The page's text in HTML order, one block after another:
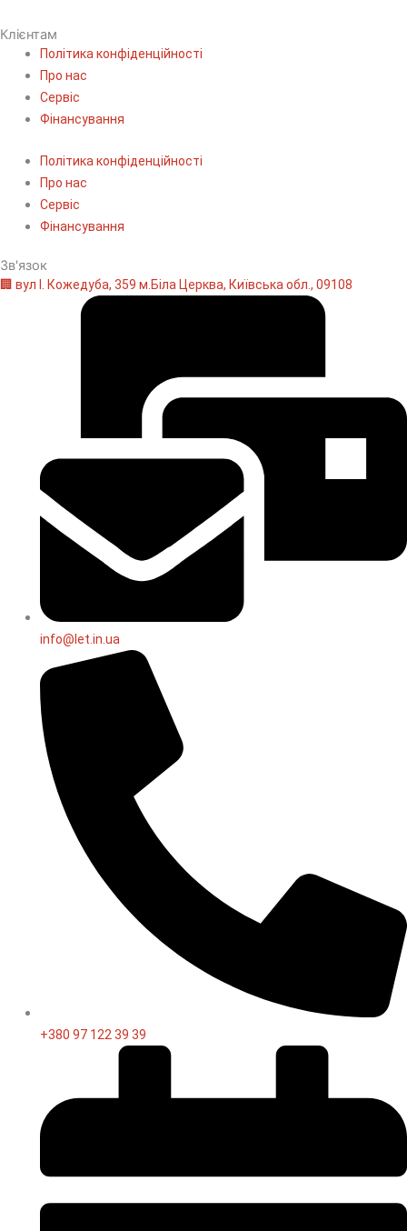
Клієнтам
Політика конфіденційності
Про нас
Сервіс
Фінансування
Політика конфіденційності
Про нас
Сервіс
Фінансування
Зв'язок
🏢 вул І. Кожедуба, 359 м.Біла Церква, Київська обл., 09108
info@let.in.ua
+380 97 122 39 39